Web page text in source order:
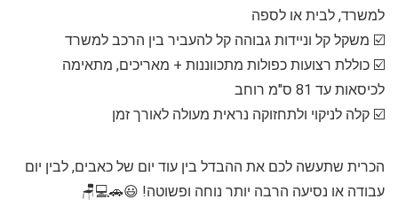
למשרד, לבית או לספה
☑️ משקל קל וניידות גבוהה קל להעביר בין הרכב למשרד
☑️ כוללת רצועות כפולות מתכווננות + מאריכים, מתאימה
לכיסאות עד 81 ס"מ רוחב
☑️ קלה לניקוי ולתחזוקה נראית מעולה לאורך זמן
הכרית שתעשה לכם את ההבדל בין עוד יום של כאבים, לבין יום
עבודה או נסיעה הרבה יותר נוחה ופשוטה! 😃🚗💻🪑